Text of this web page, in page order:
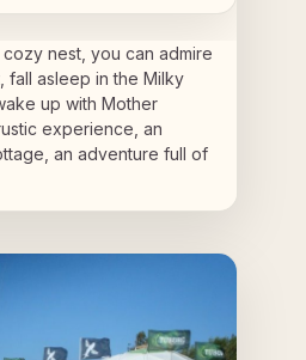
cozy nest, you can admire
fall asleep in the Milky
up with Mother
experience, an
an adventure full of